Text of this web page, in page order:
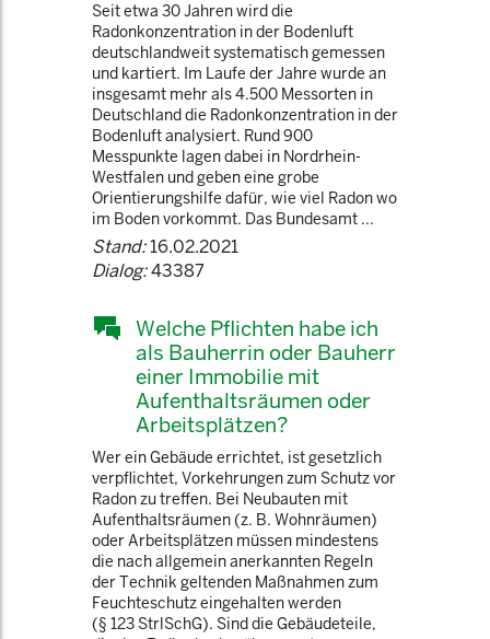
Seit etwa 30 Jahren wird die
Radonkonzentration in der Bodenluft
deutschlandweit systematisch gemessen
und kartiert. Im Laufe der Jahre wurde an
insgesamt mehr als 4.500 Messorten in
Deutschland die Radonkonzentration in der
Bodenluft analysiert. Rund 900
Messpunkte lagen dabei in Nordrhein-
Westfalen und geben eine grobe
Orientierungshilfe dafür, wie viel Radon wo
im Boden vorkommt. Das Bundesamt ...
Stand:16.02.2021
Dialog:43387
Welche Pflichten habe ich
als Bauherrin oder Bauherr
einer Immobilie mit
Aufenthaltsräumen oder
Arbeitsplätzen?
Wer ein Gebäude errichtet, ist gesetzlich
verpflichtet, Vorkehrungen zum Schutz vor
Radon zu treffen. Bei Neubauten mit
Aufenthaltsräumen (z. B. Wohnräumen)
oder Arbeitsplätzen müssen mindestens
die nach allgemein anerkannten Regeln
der Technik geltenden Maßnahmen zum
Feuchteschutz eingehalten werden
(§ 123 StrlSchG). Sind die Gebäudeteile,